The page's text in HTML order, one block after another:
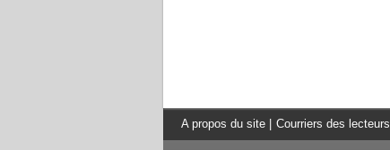
A propos du site Courriers des lecteurs